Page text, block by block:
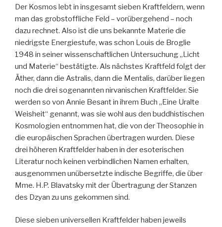
Der Kosmos lebt in insgesamt sieben Kraftfeldern, wenn
man das grobstoffliche Feld – vorübergehend – noch
dazu rechnet. Also ist die uns bekannte Materie die
niedrigste Energiestufe, was schon Louis de Broglie
1948 in seiner wissenschaftlichen Untersuchung „Licht
und Materie“ bestätigte. Als nächstes Kraftfeld folgt der
Äther, dann die Astralis, dann die Mentalis, darüber liegen
noch die drei sogenannten nirvanischen Kraftfelder. Sie
werden so von Annie Besant in ihrem Buch „Eine Uralte
Weisheit“ genannt, was sie wohl aus den buddhistischen
Kosmologien entnommen hat, die von der Theosophie in
die europäischen Sprachen übertragen wurden. Diese
drei höheren Kraftfelder haben in der esoterischen
Literatur noch keinen verbindlichen Namen erhalten,
ausgenommen unübersetzte indische Begriffe, die über
Mme. H.P. Blavatsky mit der Übertragung der Stanzen
des Dzyan zu uns gekommen sind.
Diese sieben universellen Kraftfelder haben jeweils